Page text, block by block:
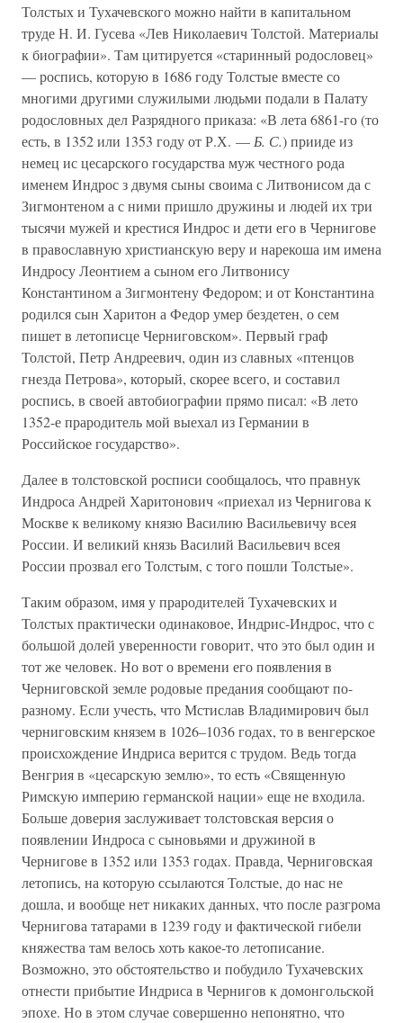
Толстых и Тухачевского можно найти в капитальном
труде Н. И. Гусева «Лев Николаевич Толстой. Материалы
к биографии». Там цитируется «старинный родословец»
— роспись, которую в 1686 году Толстые вместе со
многими другими служилыми людьми подали в Палату
родословных дел Разрядного приказа: «В лета 6861-го (то
есть, в 1352 или 1353 году от Р.Х. — Б. С.) прииде из
немец ис цесарского государства муж честного рода
именем Индрос з двумя сыны своима с Литвонисом да с
Зигмонтеном а с ними пришло дружины и людей их три
тысячи мужей и крестися Индрос и дети его в Чернигове
в православную христианскую веру и нарекоша им имена
Индросу Леонтием а сыном его Литвонису
Константином а Зигмонтену Федором; и от Константина
родился сын Харитон а Федор умер бездетен, о сем
пишет в летописце Черниговском». Первый граф
Толстой, Петр Андреевич, один из славных «птенцов
гнезда Петрова», который, скорее всего, и составил
роспись, в своей автобиографии прямо писал: «В лето
1352-е прародитель мой выехал из Германии в
Российское государство».
Далее в толстовской росписи сообщалось, что правнук
Индроса Андрей Харитонович «приехал из Чернигова к
Москве к великому князю Василию Васильевичу всея
России. И великий князь Василий Васильевич всея
России прозвал его Толстым, с того пошли Толстые».
Таким образом, имя у прародителей Тухачевских и
Толстых практически одинаковое, Индрис-Индрос, что с
большой долей уверенности говорит, что это был один и
тот же человек. Но вот о времени его появления в
Черниговской земле родовые предания сообщают по-
разному. Если учесть, что Мстислав Владимирович был
черниговским князем в 1026–1036 годах, то в венгерское
происхождение Индриса верится с трудом. Ведь тогда
Венгрия в «цесарскую землю», то есть «Священную
Римскую империю германской нации» еще не входила.
Больше доверия заслуживает толстовская версия о
появлении Индроса с сыновьями и дружиной в
Чернигове в 1352 или 1353 годах. Правда, Черниговская
летопись, на которую ссылаются Толстые, до нас не
дошла, и вообще нет никаких данных, что после разгрома
Чернигова татарами в 1239 году и фактической гибели
княжества там велось хоть какое-то летописание.
Возможно, это обстоятельство и побудило Тухачевских
отнести прибытие Индриса в Чернигов к домонгольской
эпохе. Но в этом случае совершенно непонятно, что